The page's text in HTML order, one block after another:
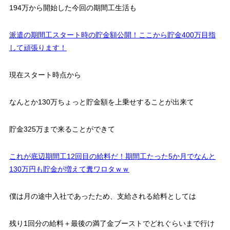
194万から開始した今回の期間工生活も
派遣の期間工スタート時の貯金額公開！ここから貯金400万目指
して頑張ります！
現在スタート時点から
なんとか130万ちょっと貯金額を上乗せすることが出来て
貯金325万まで来ることができて
これが底辺期間工12回目の給料だ！期間工たった5か月でなんと
130万円も貯金が増えて糞ワロタｗｗ
僕は月の途中入社であったため、支給される給料としては
残り1回分の給料＋最後の満了金ブーストでどれぐらいまで行け